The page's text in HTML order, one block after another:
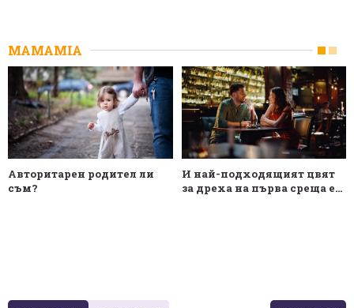
MAMAMIA
Авторитарен родител ли
съм?
И най-подходящият цвят
за дреха на първа среща е...